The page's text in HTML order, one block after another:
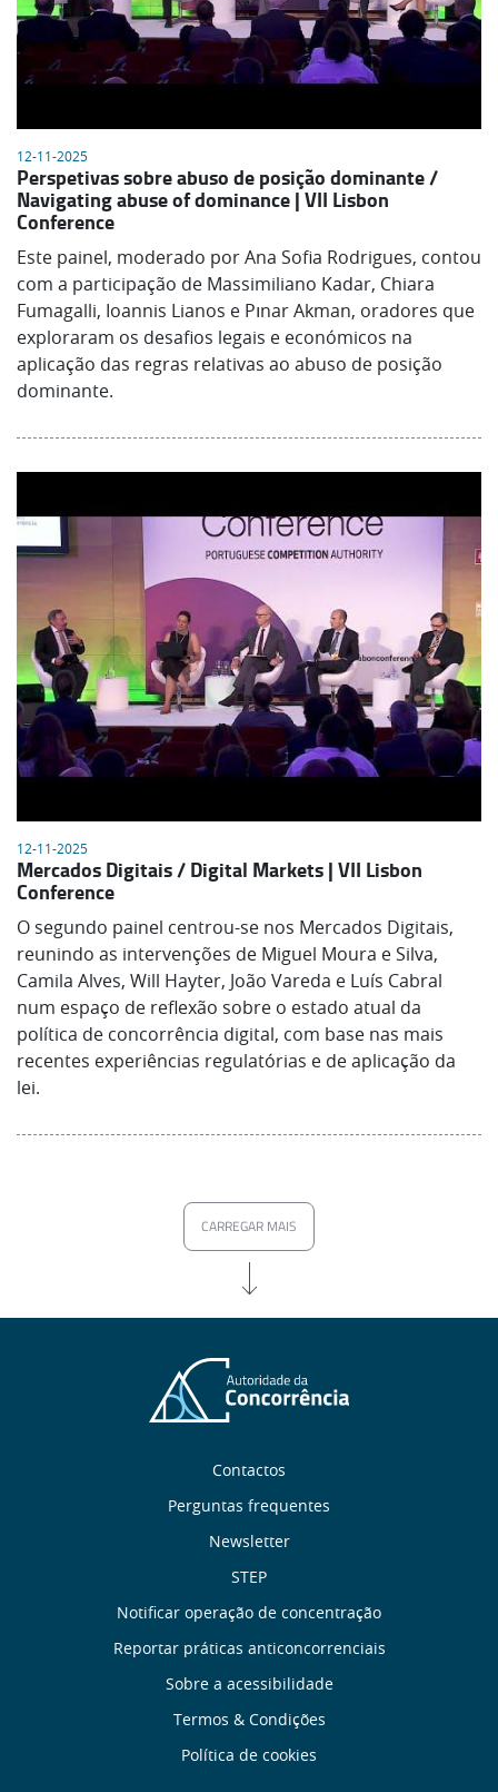
12-11-2025
Perspetivas sobre abuso de posição dominante /
Navigating abuse of dominance | VII Lisbon
Conference
Este painel, moderado por Ana Sofia Rodrigues, contou
com a participação de Massimiliano Kadar, Chiara
Fumagalli, Ioannis Lianos e Pınar Akman, oradores que
exploraram os desafios legais e económicos na
aplicação das regras relativas ao abuso de posição
dominante.
12-11-2025
Mercados Digitais / Digital Markets | VII Lisbon
Conference
O segundo painel centrou-se nos Mercados Digitais,
reunindo as intervenções de Miguel Moura e Silva,
Camila Alves, Will Hayter, João Vareda e Luís Cabral
num espaço de reflexão sobre o estado atual da
política de concorrência digital, com base nas mais
recentes experiências regulatórias e de aplicação da
lei.
CARREGAR MAIS
Contactos
Perguntas frequentes
Newsletter
STEP
Notificar operação de concentração
Reportar práticas anticoncorrenciais
Sobre a acessibilidade
Termos & Condições
Política de cookies